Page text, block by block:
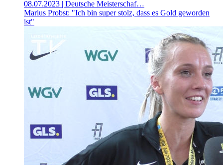
08.07.2023 | Deutsche Meisterschaf…
Marius Probst: "Ich bin super stolz, dass es Gold geworden
ist"